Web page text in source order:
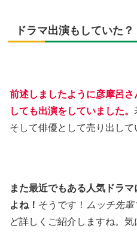
ドラマ出演もしていた？
前述しましたように彦摩呂
しても出演をしていました。
そして俳優として売り出して
また最近でもある人気ドラ
よね！ そうです！ ムッチ先輩
ど詳しくご紹介しますね。